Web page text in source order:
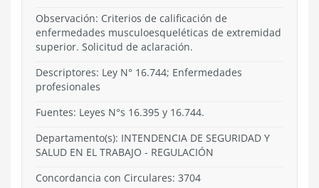
Observación: Criterios de calificación de
enfermedades musculoesqueléticas de extremidad
superior. Solicitud de aclaración.
Descriptores: Ley N° 16.744; Enfermedades
profesionales
Fuentes: Leyes N°s 16.395 y 16.744.
Departamento(s): INTENDENCIA DE SEGURIDAD Y
SALUD EN EL TRABAJO - REGULACIÓN
Concordancia con Circulares: 3704